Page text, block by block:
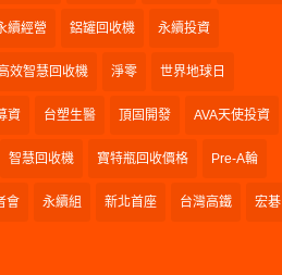
續經營 鋁罐回收機 永續投資
效智慧回收機 淨零 世界地球日
資 台塑生醫 頂固開發 AVA天使投資
智慧回收機 寶特瓶回收價格 Pre-A輪
會 永續組 新北首座 台灣高鐵 宏碁